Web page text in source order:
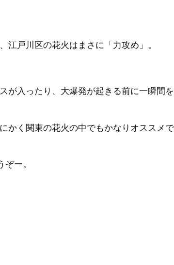
戸川区の花火はまさに「力攻め」。
が入ったり、大爆発が起きる前に一瞬間を
かく関東の花火の中でもかなりオススメで
ー。